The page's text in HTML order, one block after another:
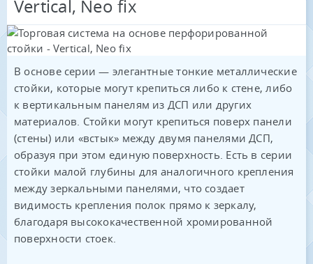
Vertical, Neo fix
В основе серии — элегантные тонкие металлические
стойки, которые могут крепиться либо к стене, либо
к вертикальным панелям из ДСП или других
материалов. Стойки могут крепиться поверх панели
(стены) или «встык» между двумя панелями ДСП,
образуя при этом единую поверхность. Есть в серии
стойки малой глубины для аналогичного крепления
между зеркальными панелями, что создает
видимость крепления полок прямо к зеркалу,
благодаря высококачественной хромированной
поверхности стоек.